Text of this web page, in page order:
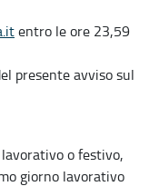
entro le ore 23,59
presente avviso sul
o festivo,
giorno lavorativo